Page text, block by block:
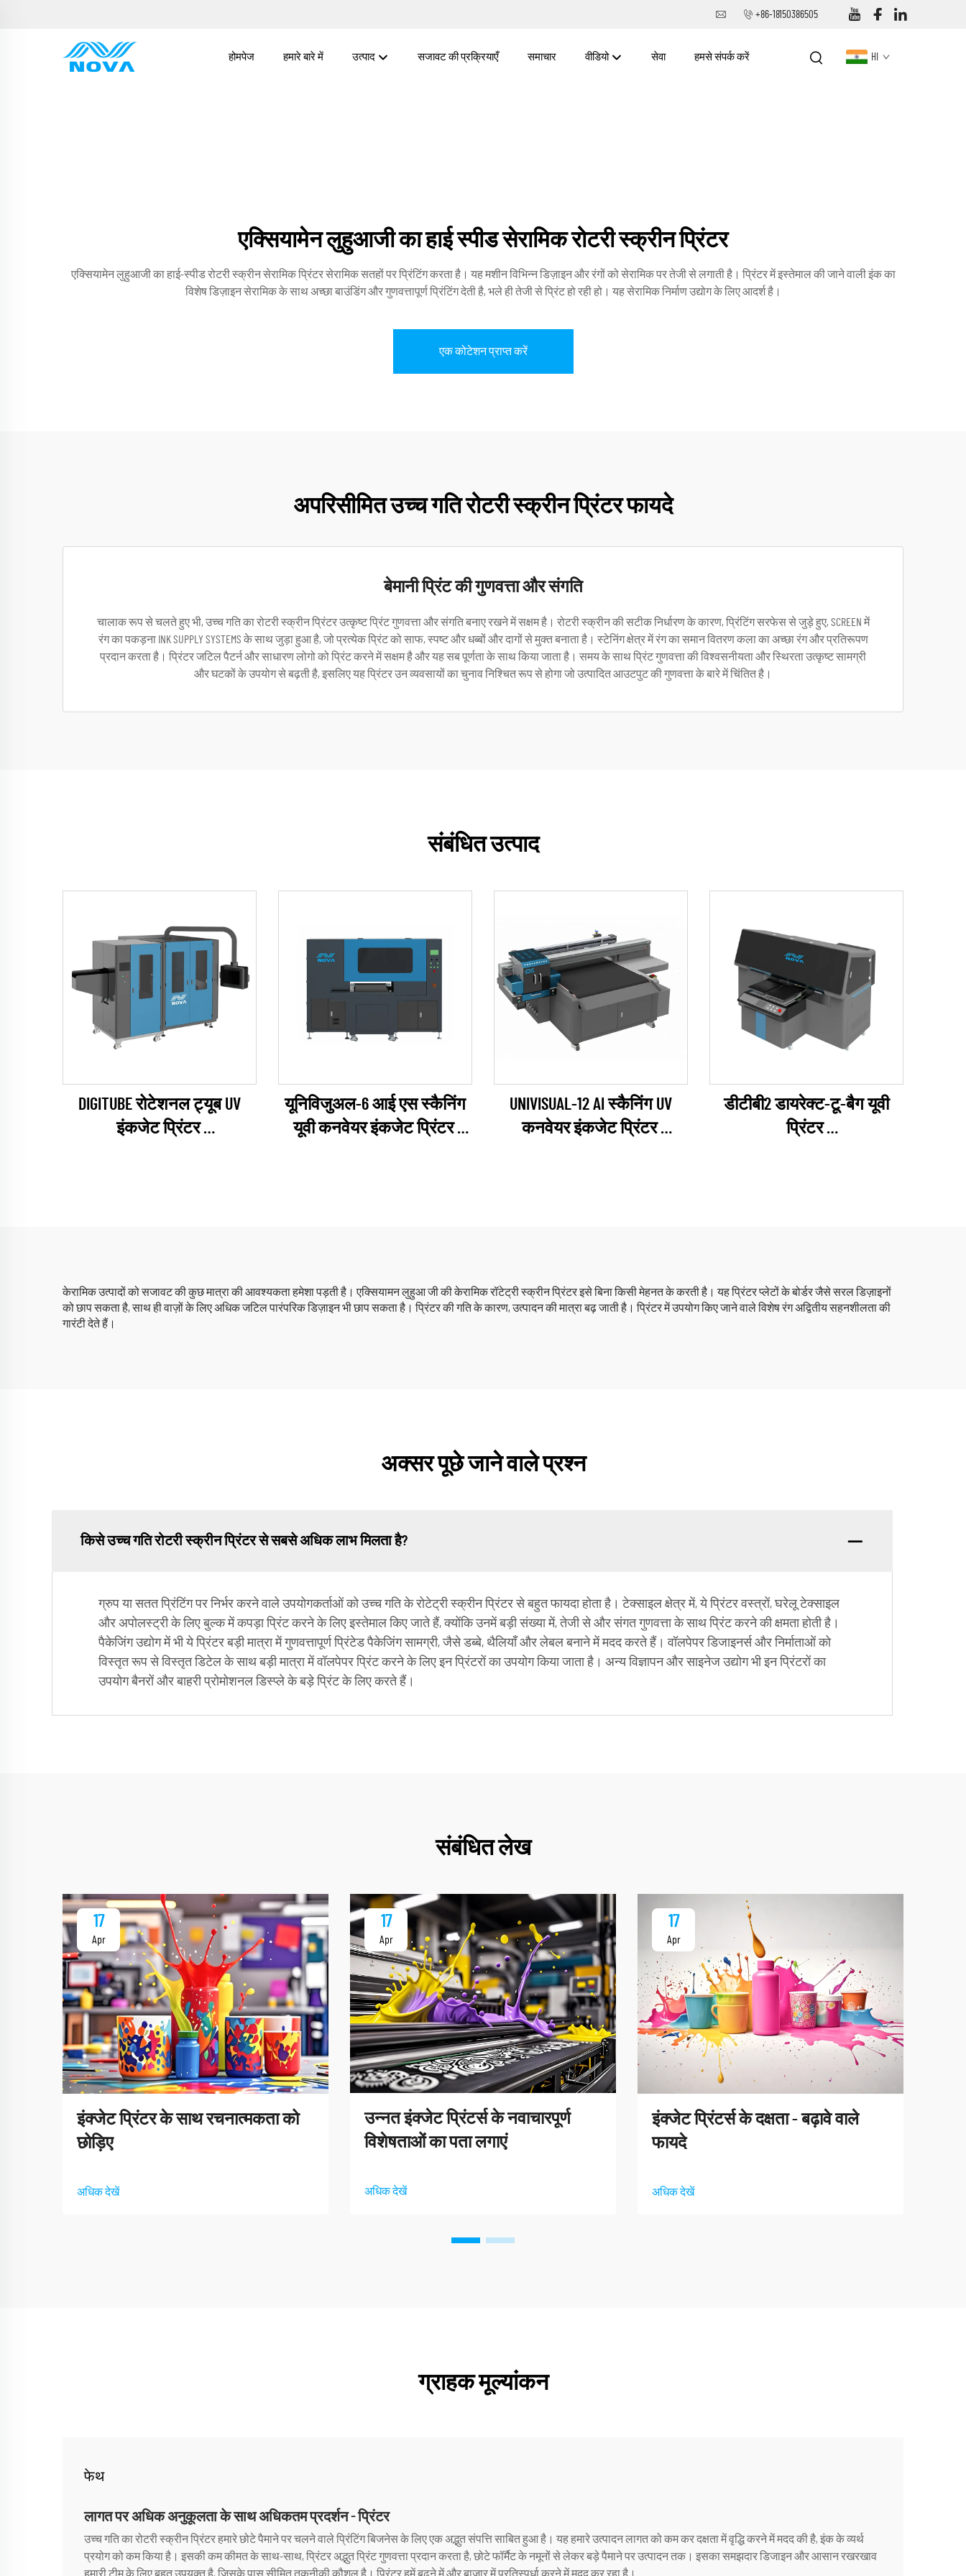
+86-18150386505
होमपेज हमारे बारे में उत्पाद सजावट की प्रक्रियाएँ समाचार वीडियो सेवा हमसे संपर्क करें HI
एक्सियामेन लुहुआजी का हाई स्पीड सेरामिक रोटरी स्क्रीन प्रिंटर
एक्सियामेन लुहुआजी का हाई-स्पीड रोटरी स्क्रीन सेरामिक प्रिंटर सेरामिक सतहों पर प्रिंटिंग करता है। यह मशीन विभिन्न डिज़ाइन और रंगों को सेरामिक पर तेजी से लगाती है। प्रिंटर में इस्तेमाल की जाने वाली इंक का
विशेष डिज़ाइन सेरामिक के साथ अच्छा बाउंडिंग और गुणवत्तापूर्ण प्रिंटिंग देती है, भले ही तेजी से प्रिंट हो रही हो। यह सेरामिक निर्माण उद्योग के लिए आदर्श है।
एक कोटेशन प्राप्त करें
अपरिसीमित उच्च गति रोटरी स्क्रीन प्रिंटर फायदे
बेमानी प्रिंट की गुणवत्ता और संगति
चालाक रूप से चलते हुए भी, उच्च गति का रोटरी स्क्रीन प्रिंटर उत्कृष्ट प्रिंट गुणवत्ता और संगति बनाए रखने में सक्षम है। रोटरी स्क्रीन की सटीक निर्धारण के कारण, प्रिंटिंग सरफेस से जुड़े हुए, SCREEN में
रंग का पकड़ना INK SUPPLY SYSTEMS के साथ जुड़ा हुआ है, जो प्रत्येक प्रिंट को साफ, स्पष्ट और धब्बों और दागों से मुक्त बनाता है। स्टेनिंग क्षेत्र में रंग का समान वितरण कला का अच्छा रंग और प्रतिरूपण
प्रदान करता है। प्रिंटर जटिल पैटर्न और साधारण लोगो को प्रिंट करने में सक्षम है और यह सब पूर्णता के साथ किया जाता है। समय के साथ प्रिंट गुणवत्ता की विश्वसनीयता और स्थिरता उत्कृष्ट सामग्री
और घटकों के उपयोग से बढ़ती है, इसलिए यह प्रिंटर उन व्यवसायों का चुनाव निश्चित रूप से होगा जो उत्पादित आउटपुट की गुणवत्ता के बारे में चिंतित है।
संबंधित उत्पाद
DIGITUBE रोटेशनल ट्यूब UV
इंकजेट प्रिंटर
यूनिविजुअल-6 आई एस स्कैनिंग
यूवी कनवेयर इंकजेट प्रिंटर
UNIVISUAL-12 AI स्कैनिंग UV
कनवेयर इंकजेट प्रिंटर
डीटीबी2 डायरेक्ट-टू-बैग यूवी
प्रिंटर
केरामिक उत्पादों को सजावट की कुछ मात्रा की आवश्यकता हमेशा पड़ती है। एक्सियामन लुहुआ जी की केरामिक रॉटेट्री स्क्रीन प्रिंटर इसे बिना किसी मेहनत के करती है। यह प्रिंटर प्लेटों के बोर्डर जैसे सरल डिज़ाइनों
को छाप सकता है, साथ ही वाज़ों के लिए अधिक जटिल पारंपरिक डिज़ाइन भी छाप सकता है। प्रिंटर की गति के कारण, उत्पादन की मात्रा बढ़ जाती है। प्रिंटर में उपयोग किए जाने वाले विशेष रंग अद्वितीय सहनशीलता की
गारंटी देते हैं।
अक्सर पूछे जाने वाले प्रश्न
किसे उच्च गति रोटरी स्क्रीन प्रिंटर से सबसे अधिक लाभ मिलता है?
ग्रुप या सतत प्रिंटिंग पर निर्भर करने वाले उपयोगकर्ताओं को उच्च गति के रोटेट्री स्क्रीन प्रिंटर से बहुत फायदा होता है। टेक्साइल क्षेत्र में, ये प्रिंटर वस्त्रों, घरेलू टेक्साइल
और अपोलस्ट्री के लिए बुल्क में कपड़ा प्रिंट करने के लिए इस्तेमाल किए जाते हैं, क्योंकि उनमें बड़ी संख्या में, तेजी से और संगत गुणवत्ता के साथ प्रिंट करने की क्षमता होती है।
पैकेजिंग उद्योग में भी ये प्रिंटर बड़ी मात्रा में गुणवत्तापूर्ण प्रिंटेड पैकेजिंग सामग्री, जैसे डब्बे, थैलियाँ और लेबल बनाने में मदद करते हैं। वॉलपेपर डिजाइनर्स और निर्माताओं को
विस्तृत रूप से विस्तृत डिटेल के साथ बड़ी मात्रा में वॉलपेपर प्रिंट करने के लिए इन प्रिंटरों का उपयोग किया जाता है। अन्य विज्ञापन और साइनेज उद्योग भी इन प्रिंटरों का
उपयोग बैनरों और बाहरी प्रोमोशनल डिस्प्ले के बड़े प्रिंट के लिए करते हैं।
संबंधित लेख
17
Apr
इंक्जेट प्रिंटर के साथ रचनात्मकता को
छोड़िए
अधिक देखें
17
Apr
उन्नत इंक्जेट प्रिंटर्स के नवाचारपूर्ण
विशेषताओं का पता लगाएं
अधिक देखें
17
Apr
इंक्जेट प्रिंटर्स के दक्षता - बढ़ावे वाले
फायदे
अधिक देखें
ग्राहक मूल्यांकन
फेथ
लागत पर अधिक अनुकूलता के साथ अधिकतम प्रदर्शन - प्रिंटर
उच्च गति का रोटरी स्क्रीन प्रिंटर हमारे छोटे पैमाने पर चलने वाले प्रिंटिंग बिजनेस के लिए एक अद्भुत संपत्ति साबित हुआ है। यह हमारे उत्पादन लागत को कम कर दक्षता में वृद्धि करने में मदद की है, इंक के व्यर्थ
प्रयोग को कम किया है। इसकी कम कीमत के साथ-साथ, प्रिंटर अद्भुत प्रिंट गुणवत्ता प्रदान करता है, छोटे फॉर्मैट के नमूनों से लेकर बड़े पैमाने पर उत्पादन तक। इसका समझदार डिजाइन और आसान रखरखाव
हमारी टीम के लिए बहुत उपयुक्त है, जिसके पास सीमित तकनीकी कौशल है। प्रिंटर हमें बढ़ने में और बाजार में प्रतिस्पर्धा करने में मदद कर रहा है।